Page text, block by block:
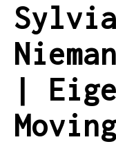
Sylvia
|